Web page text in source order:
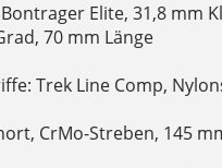
Elite, 31,8 mm
70 mm Länge
Trek Line Comp,
CrMo-Streben, 145